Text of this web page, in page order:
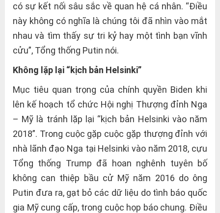
có sự kết nối sâu sắc về quan hệ cá nhân. “Điều
này không có nghĩa là chúng tôi đã nhìn vào mắt
nhau và tìm thấy sự tri kỷ hay một tình bạn vĩnh
cửu”, Tổng thống Putin nói.
Không lặp lại “kịch bản Helsinki”
Mục tiêu quan trọng của chính quyền Biden khi
lên kế hoạch tổ chức Hội nghị Thượng đỉnh Nga
– Mỹ là tránh lặp lại “kịch bản Helsinki vào năm
2018”. Trong cuộc gặp cuộc gặp thượng đỉnh với
nhà lãnh đạo Nga tại Helsinki vào năm 2018, cựu
Tổng thống Trump đã hoan nghênh tuyên bố
không can thiệp bầu cử Mỹ năm 2016 do ông
Putin đưa ra, gạt bỏ các dữ liệu do tình báo quốc
gia Mỹ cung cấp, trong cuộc họp báo chung. Điều